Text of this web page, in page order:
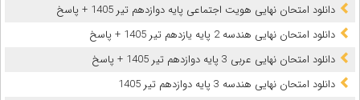
دانلود امتحان نهایی هویت اجتماعی پایه دوازدهم تیر 1405 + پاسخ
دانلود امتحان نهایی هندسه 2 پایه یازدهم تیر 1405 + پاسخ
دانلود امتحان نهایی عربی 3 پایه دوازدهم تیر 1405 + پاسخ
دانلود امتحان نهایی هندسه 3 پایه دوازدهم تیر 1405